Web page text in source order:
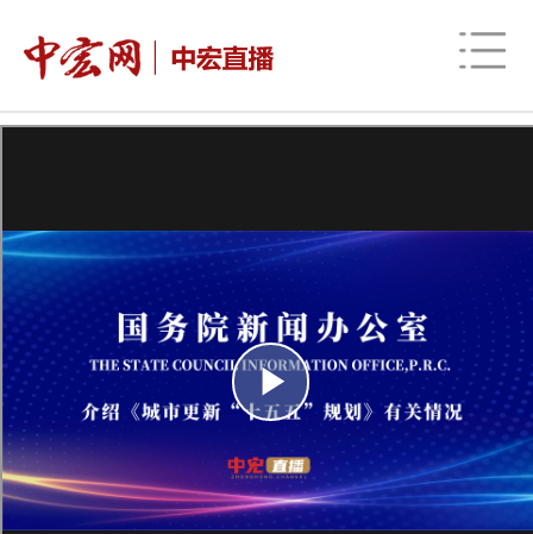
信用 视频 图片
发改动态 中宏研究 营商环境 新质生产力